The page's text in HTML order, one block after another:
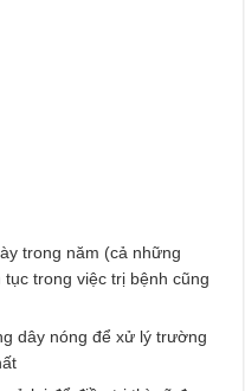
trong năm (cả những
trong việc trị bệnh cũng
dây nóng để xử lý trường